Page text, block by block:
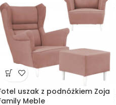
uszak z podnóżkiem Zoja
Meble